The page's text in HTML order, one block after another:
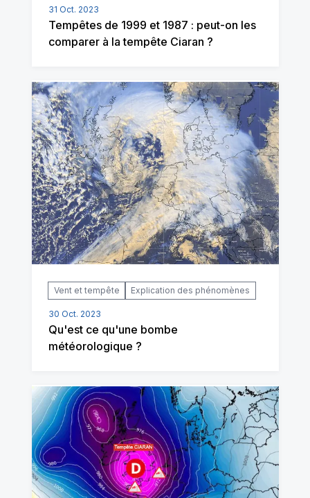
31 Oct. 2023
Tempêtes de 1999 et 1987 : peut-on les
comparer à la tempête Ciaran ?
Vent et tempête Explication des phénomènes
30 Oct. 2023
Qu'est ce qu'une bombe
météorologique ?